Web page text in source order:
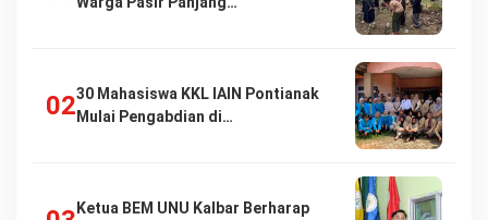
30 Mahasiswa KKL IAIN Pontianak
Mulai Pengabdian di…
Ketua BEM UNU Kalbar Berharap